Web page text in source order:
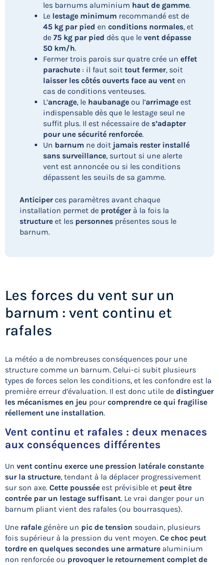
les barnums aluminium haut de gamme.
Le lestage minimum recommandé est de
45 kg par pied en conditions normales, et
de 75 kg par pied dès que le vent dépasse
50 km/h.
Fermer trois parois sur quatre crée un effet
parachute : il faut soit tout fermer, soit
laisser les côtés ouverts face au vent en
cas de conditions venteuses.
L’ancrage, le haubanage ou l’arrimage est
indispensable dès que le lestage seul ne
suffit plus. Il est nécessaire de s’adapter
pour une sécurité renforcée.
Un barnum ne doit jamais rester installé
sans surveillance, surtout si une alerte
vent est annoncée ou si les conditions
dépassent les seuils de sa gamme.
Anticiperces paramètres avant chaque
installation permet de protégerà la fois la
structure et les personnes présentes sous le
barnum.
Les forces du vent sur un
barnum : vent continu et
rafales
La météo a de nombreuses conséquences pour une
structure comme un barnum. Celui-ci subit plusieurs
types de forces selon les conditions, et les confondre est la
première erreur d’évaluation. Il est donc utile de distinguer
les mécanismes en jeu pour comprendre ce qui fragilise
réellement une installation.
Vent continu et rafales : deux menaces
aux conséquences différentes
Un vent continu exerce une pression latérale constante
sur la structure, tendant à la déplacer progressivement
sur son axe. Cette poussée est prévisible et peut être
contrée par un lestage suffisant. Le vrai danger pour un
barnum pliant vient des rafales (ou bourrasques).
Une rafale génère un pic de tension soudain, plusieurs
fois supérieur à la pression du vent moyen. Ce choc peut
tordre en quelques secondes une armature aluminium
non renforcée ou provoquer le retournement complet de